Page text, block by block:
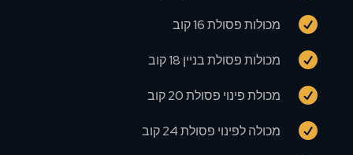
 מכולות פסולת 16 קוב
 מכולות פסולת בניין 18 קוב
 מכולת פינוי פסולת 20 קוב
 מכולה לפינוי פסולת 24 קוב